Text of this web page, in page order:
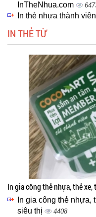
InTheNhua.com
In thẻ nhựa thành
IN THẺ TỪ
In gia công thẻ nhựa, thẻ
In gia công thẻ nhựa,
siêu thị
4408